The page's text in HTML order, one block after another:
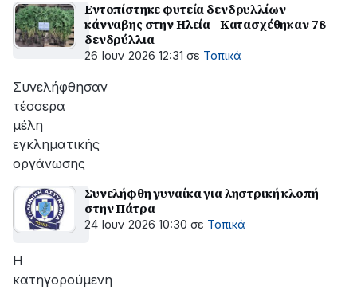
Εντοπίστηκε φυτεία δενδρυλλίων
κάνναβης στην Ηλεία - Κατασχέθηκαν 78
δενδρύλλια
26 Ιουν 2026 12:31 σε Τοπικά
Συνελήφθησαν
τέσσερα
μέλη
εγκληματικής
οργάνωσης
Συνελήφθη γυναίκα για ληστρική κλοπή
στην Πάτρα
24 Ιουν 2026 10:30 σε Τοπικά
Η
κατηγορούμενη